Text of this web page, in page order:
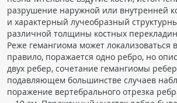
разрушение наружной или внутренней
и характерный лучеобразный
различной толщины костных
Реже гемангиома может локализоваться
правило, поражается одно ребро, но
двух ребер, сочетание гемангиомы
подавляющем большинстве случаев
поражение вертебрального отрезка